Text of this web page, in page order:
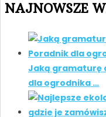
NAJNOWSZE
Jaką gramaturę
dla ogrodnika …